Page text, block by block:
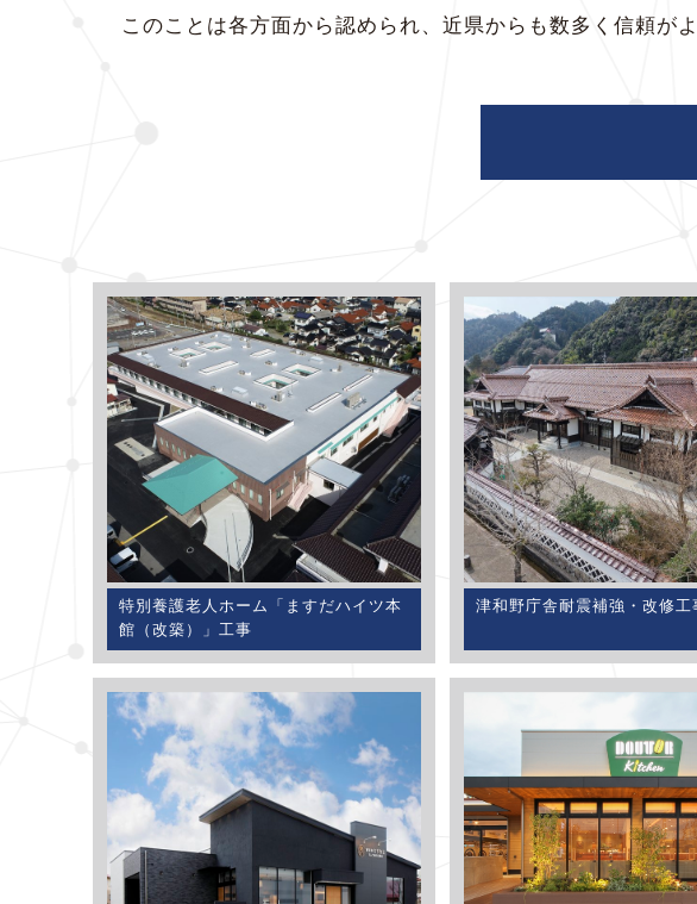
このことは各方面から認められ、近県からも数多く信頼が
特別養護老人ホーム「ますだハイツ本
館（改築）」工事
津和野庁舎耐震補強・改修工